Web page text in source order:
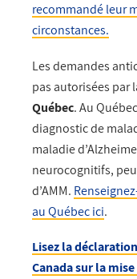
recommandé leur
circonstances.
Les demandes
pas autorisées par
Québec. Au
diagnostic de
maladie
neurocognitifs,
d’AMM.
au Québec ici.
Lisez la
Canada sur la